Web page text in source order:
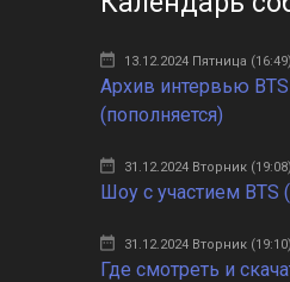
13.12.2024 Пятница (16:49)
Архив интервью
(пополняется)
31.12.2024 Вторник (19:08)
Шоу с участием BTS
31.12.2024 Вторник (19:10)
Где смотреть и